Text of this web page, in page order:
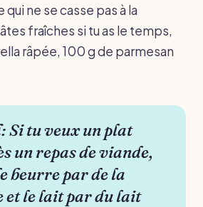
qui ne se casse pas à la
fraîches si tu as le temps,
râpée, 100 g de parmesan
: Si tu veux un plat
un repas de viande,
beurre par de la
et le lait par du lait